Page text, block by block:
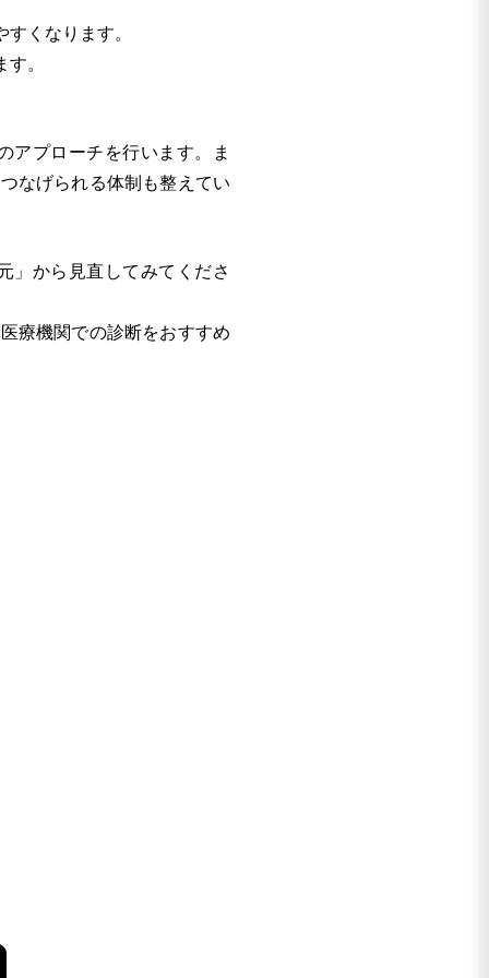
くなります。
。
アプローチを行います。ま
なげられる体制も整えてい
」から見直してみてくださ
療機関での診断をおすすめ